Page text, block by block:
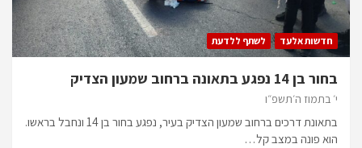
חדשות אלעד לשתף ללדעת
בחור בן 14 נפגע בתאונה ברחוב שמעון הצדיק
י׳ בתמוז ה׳תשפ״ו
בתאונת דרכים ברחוב שמעון הצדיק בעיר, נפגע בחור בן 14 ונחבל בראשו.
הוא פונה במצב קל…